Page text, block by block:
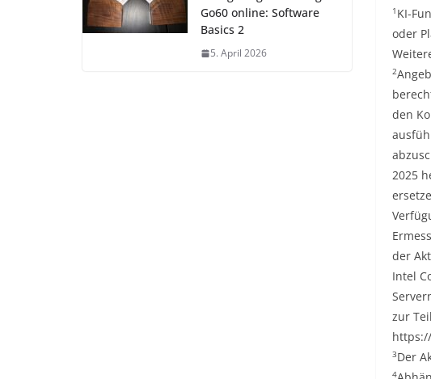
1 KI-
oder
2
den
2025
der
Intel
zur
3Der
4
Go60 online: Software
Basics 2
5. April 2026